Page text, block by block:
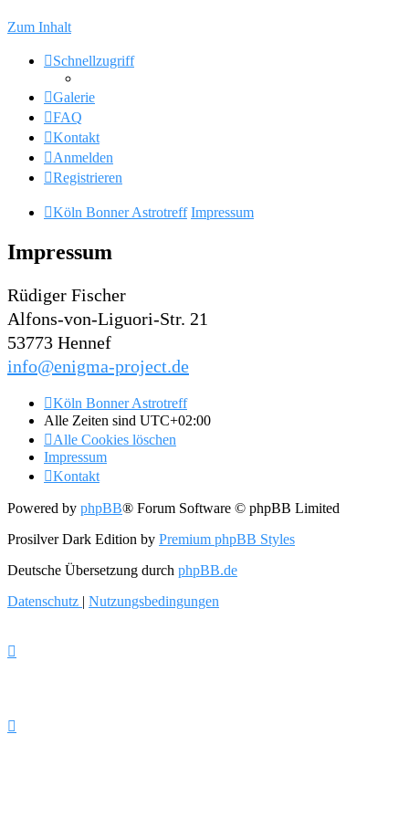
Zum Inhalt
Schnellzugriff
Galerie
FAQ
Kontakt
Anmelden
Registrieren
Köln Bonner Astrotreff Impressum
Impressum
Rüdiger Fischer
Alfons-von-Liguori-Str. 21
53773 Hennef
info@enigma-project.de
Köln Bonner Astrotreff
Alle Zeiten sind UTC+02:00
Alle Cookies löschen
Impressum
Kontakt
Powered by phpBB® Forum Software © phpBB Limited
Prosilver Dark Edition by Premium phpBB Styles
Deutsche Übersetzung durch phpBB.de
Datenschutz | Nutzungsbedingungen